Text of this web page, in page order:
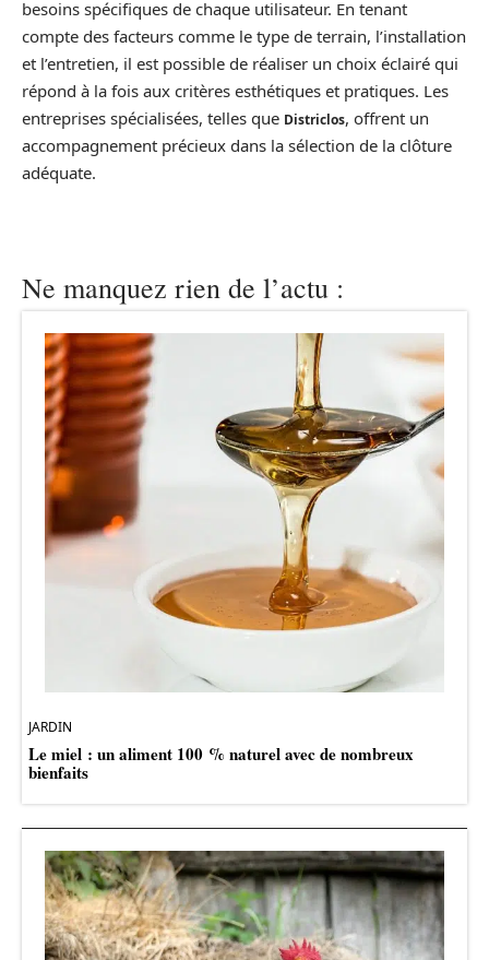
besoins spécifiques de chaque utilisateur. En tenant
compte des facteurs comme le type de terrain, l’installation
et l’entretien, il est possible de réaliser un choix éclairé qui
répond à la fois aux critères esthétiques et pratiques. Les
entreprises spécialisées, telles que Districlos, offrent un
accompagnement précieux dans la sélection de la clôture
adéquate.
Ne manquez rien de l’actu :
JARDIN
Le miel : un aliment 100 % naturel avec de nombreux
bienfaits